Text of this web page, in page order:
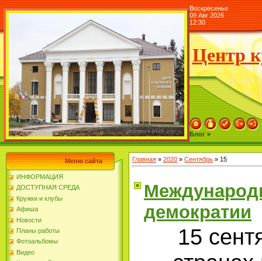
Воскресенье
09 Авг 2026
12:30
Центр
Блог »
Меню сайта
ИНФОРМАЦИЯ
ДОСТУПНАЯ СРЕДА
Кружки и клубы
Афиша
Новости
Планы работы
Фотоальбомы
Видео
Главная » 2020 » Сентябрь » 15
демократии
15